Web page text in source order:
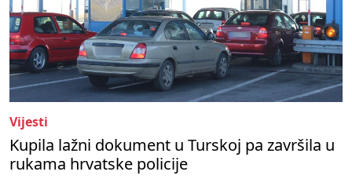
Vijesti
Kupila lažni dokument u Turskoj pa završila u
rukama hrvatske policije